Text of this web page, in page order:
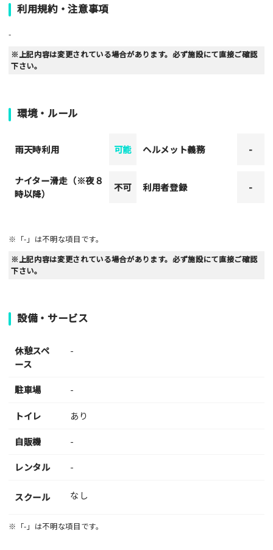
利用規約・注意事項
-
※上記内容は変更されている場合があります。必ず施設にて直接ご確認
下さい。
環境・ルール
雨天時利用 可能 ヘルメット義務 -
ナイター滑走（※夜８
時以降）
不可 利用者登録 -
※「-」は不明な項目です。
※上記内容は変更されている場合があります。必ず施設にて直接ご確認
下さい。
設備・サービス
休憩スペ
ース
-
駐車場 -
トイレ
あり
自販機
-
レンタル
-
スクール なし
※「-」は不明な項目です。